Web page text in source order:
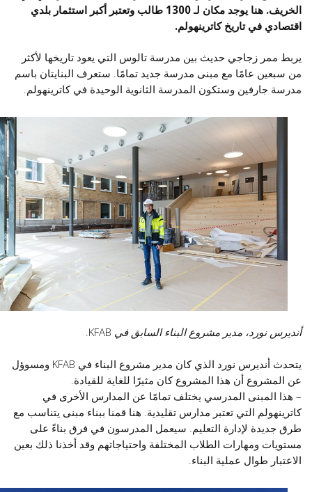
الخريف. هنا يوجد مكان لـ 1300 طالب وتعتبر أكبر استثمار بلدي
اقتصادي في تاريخ كاترينهولم.
يربط ممر زجاجي حديث بين مدرسة تالوس التي يعود تاريخها لأكثر
من سبعين عامًا مع مبنى مدرسة جديد تمامًا. ستعرف البنايتان باسم
مدرسة جارفين وستكون المدرسة الثانوية الوحيدة في كاترينهولم.
أنديرس نورد، مدير مشروع البناء السابق في KFAB.
يتحدث أنديرس نورد الذي كان مدير مشروع البناء في KFAB ومسوؤل
عن المشروع أن هذا المشروع كان مثيرًا للغاية للقيادة.
– هذا المبنى المدرسي يختلف تمامًا عن المدارس الأخرى في
كاترينهولم التي تعتبر مدارس تقليدية. هنا قمنا ببناء مبنى يتناسب مع
طرق جديدة لإدارة التعليم. سيعمل المدرسون في فرق بناءً على
مستويات ومهارات الطلاب المختلفة واحتياجاتهم وقد أخذنا ذلك بعين
الاعتبار طوال عملية البناء.